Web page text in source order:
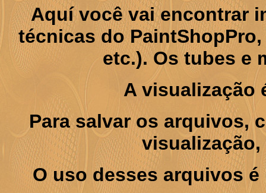
Aquí você vai encontrar
técnicas do
etc.). Os tubes e
A visualização
Para salvar os arquivos,
O uso desses arquivos